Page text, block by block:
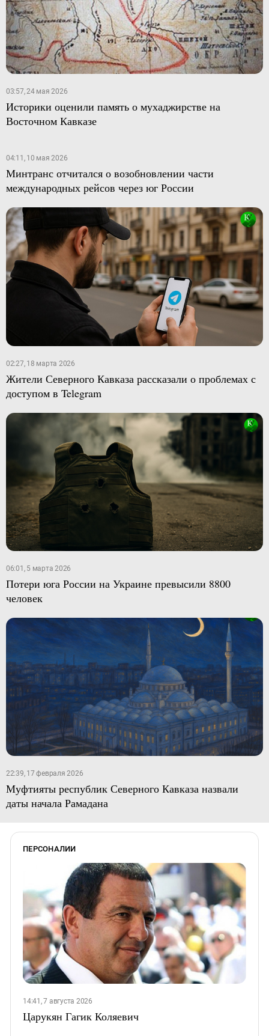
03:57, 24 мая 2026
Историки оценили память о мухаджирстве на
Восточном Кавказе
04:11, 10 мая 2026
Минтранс отчитался о возобновлении части
международных рейсов через юг России
02:27, 18 марта 2026
Жители Северного Кавказа рассказали о проблемах с
доступом в Telegram
06:01, 5 марта 2026
Потери юга России на Украине превысили 8800
человек
22:39, 17 февраля 2026
Муфтияты республик Северного Кавказа назвали
даты начала Рамадана
ПЕРСОНАЛИИ
14:41, 7 августа 2026
Царукян Гагик Коляевич